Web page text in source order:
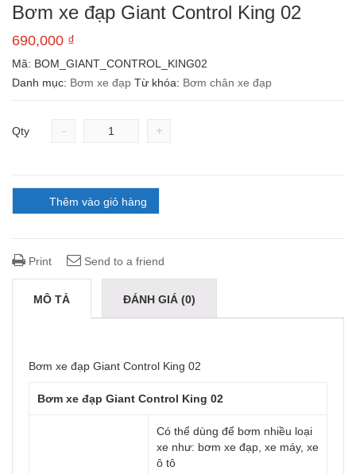
Bơm xe đạp Giant Control King 02
690,000 ₫
Mã: BOM_GIANT_CONTROL_KING02
Danh mục: Bơm xe đạp Từ khóa: Bơm chân xe đạp
Qty - +
Thêm vào giỏ hàng
Print Send to a friend
MÔ TẢ ĐÁNH GIÁ (0)
Bơm xe đạp Giant Control King 02
Bơm xe đạp Giant Control King 02
Có thể dùng để bơm nhiều loại
xe như: bơm xe đạp, xe máy, xe
ô tô